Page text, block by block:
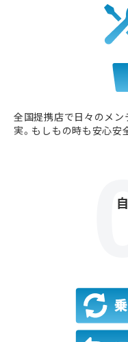
全国提携店で日々のメン
実。もしもの時も安心安